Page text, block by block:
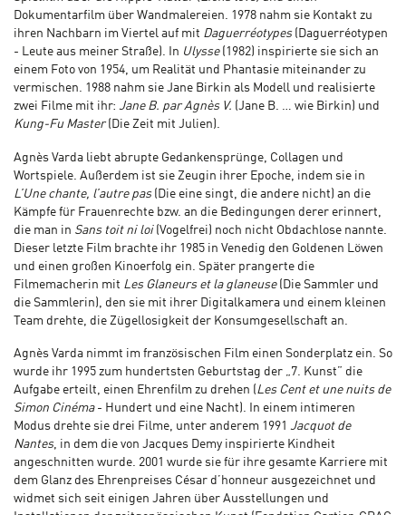
Dokumentarfilm über Wandmalereien. 1978 nahm sie Kontakt zu
ihren Nachbarn im Viertel auf mit Daguerréotypes(Daguerréotypen
- Leute aus meiner Straße). In Ulysse(1982) inspirierte sie sich an
einem Foto von 1954, um Realität und Phantasie miteinander zu
vermischen. 1988 nahm sie Jane Birkin als Modell und realisierte
zwei Filme mit ihr: Jane B. par Agnès V. (Jane B. … wie Birkin) und
Kung-Fu Master(Die Zeit mit Julien).
Agnès Varda liebt abrupte Gedankensprünge, Collagen und
Wortspiele. Außerdem ist sie Zeugin ihrer Epoche, indem sie in
L’Une chante, l’autre pas(Die eine singt, die andere nicht) an die
Kämpfe für Frauenrechte bzw. an die Bedingungen derer erinnert,
die man in Sans toit ni loi(Vogelfrei) noch nicht Obdachlose nannte.
Dieser letzte Film brachte ihr 1985 in Venedig den Goldenen Löwen
und einen großen Kinoerfolg ein. Später prangerte die
Filmemacherin mit Les Glaneurs et la glaneuse(Die Sammler und
die Sammlerin), den sie mit ihrer Digitalkamera und einem kleinen
Team drehte, die Zügellosigkeit der Konsumgesellschaft an.
Agnès Varda nimmt im französischen Film einen Sonderplatz ein. So
wurde ihr 1995 zum hundertsten Geburtstag der „7. Kunst” die
Aufgabe erteilt, einen Ehrenfilm zu drehen (Les Cent et une nuits de
Simon Cinéma- Hundert und eine Nacht). In einem intimeren
Modus drehte sie drei Filme, unter anderem 1991 Jacquot de
Nantes, in dem die von Jacques Demy inspirierte Kindheit
angeschnitten wurde. 2001 wurde sie für ihre gesamte Karriere mit
dem Glanz des Ehrenpreises César d’honneur ausgezeichnet und
widmet sich seit einigen Jahren über Ausstellungen und